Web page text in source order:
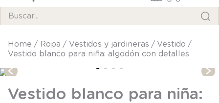
ropa vestidos y jardineras
vestido
Vestido blanco para niña: algodón con detalles
Vestido blanco para niña:
TÉRMINOS MÁS BUSCADOS
3.
zapatillas